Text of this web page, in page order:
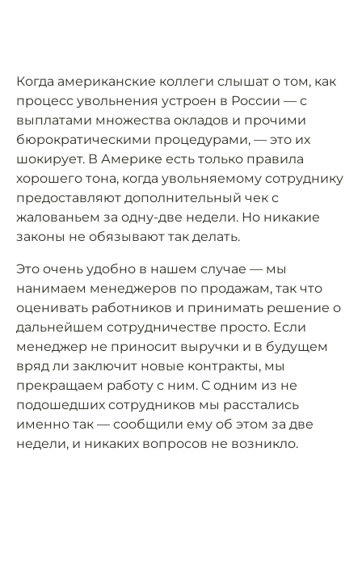
Когда американские коллеги слышат о том, как
процесс увольнения устроен в России — с
выплатами множества окладов и прочими
бюрократическими процедурами, — это их
шокирует. В Америке есть только правила
хорошего тона, когда увольняемому сотруднику
предоставляют дополнительный чек с
жалованьем за одну-две недели. Но никакие
законы не обязывают так делать.
Это очень удобно в нашем случае — мы
нанимаем менеджеров по продажам, так что
оценивать работников и принимать решение о
дальнейшем сотрудничестве просто. Если
менеджер не приносит выручки и в будущем
вряд ли заключит новые контракты, мы
прекращаем работу с ним. С одним из не
подошедших сотрудников мы расстались
именно так — сообщили ему об этом за две
недели, и никаких вопросов не возникло.